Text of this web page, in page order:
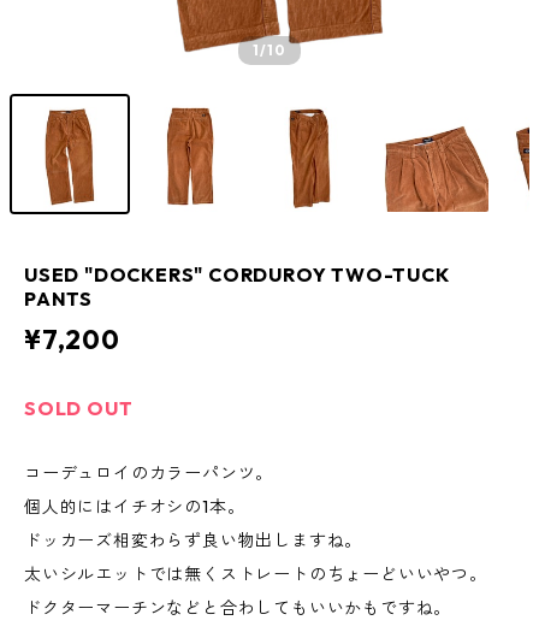
1/10
USED "DOCKERS" CORDUROY TWO-TUCK
PANTS
¥7,200
SOLD OUT
コーデュロイのカラーパンツ。
個人的にはイチオシの1本。
ドッカーズ相変わらず良い物出しますね。
太いシルエットでは無くストレートのちょーどいいやつ。
ドクターマーチンなどと合わしてもいいかもですね。